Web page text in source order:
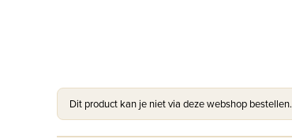
Dit product kan je niet via deze webshop bestellen.